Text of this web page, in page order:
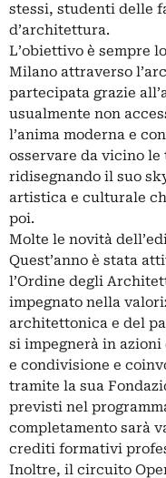
stessi, studenti delle
d’architettura.
L’obiettivo è sempre
Milano attraverso
partecipata grazie
usualmente non
l’anima moderna e
osservare da vicino
ridisegnando il suo
artistica e culturale
poi.
Molte le novità
Quest’anno è stata
l’Ordine degli
impegnato nella
architettonica e del
si impegnerà in
e condivisione e
tramite la sua
previsti nel
completamento sarà
crediti formativi
Inoltre, il circuito